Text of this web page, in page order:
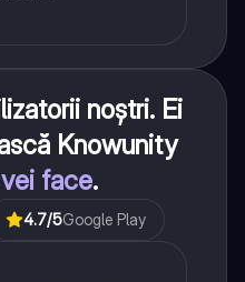
noștri. Ei
Knowunity
face.
4.7/5Google Play